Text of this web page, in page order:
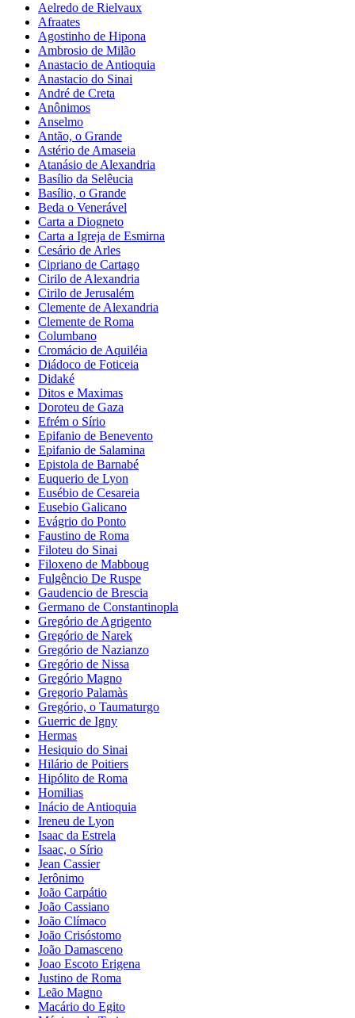
Aelredo de Rielvaux
Afraates
Agostinho de Hipona
Ambrosio de Milão
Anastacio de Antioquia
Anastacio do Sinai
André de Creta
Anônimos
Anselmo
Antão, o Grande
Astério de Amaseia
Atanásio de Alexandria
Basílio da Selêucia
Basílio, o Grande
Beda o Venerável
Carta a Diogneto
Carta a Igreja de Esmirna
Cesário de Arles
Cipriano de Cartago
Cirilo de Alexandria
Cirilo de Jerusalém
Clemente de Alexandria
Clemente de Roma
Columbano
Cromácio de Aquiléia
Diádoco de Foticeia
Didaké
Ditos e Maximas
Doroteu de Gaza
Efrém o Sírio
Epifanio de Benevento
Epifanio de Salamina
Epistola de Barnabé
Euquerio de Lyon
Eusébio de Cesareia
Eusebio Galicano
Evágrio do Ponto
Faustino de Roma
Filoteu do Sinai
Filoxeno de Mabboug
Fulgêncio De Ruspe
Gaudencio de Brescia
Germano de Constantinopla
Gregório de Agrigento
Gregório de Narek
Gregório de Nazianzo
Gregório de Nissa
Gregório Magno
Gregorio Palamàs
Gregório, o Taumaturgo
Guerric de Igny
Hermas
Hesiquio do Sinai
Hilário de Poitiers
Hipólito de Roma
Homilias
Inácio de Antioquia
Ireneu de Lyon
Isaac da Estrela
Isaac, o Sírio
Jean Cassier
Jerônimo
João Carpátio
João Cassiano
João Clímaco
João Crisóstomo
João Damasceno
Joao Escoto Erigena
Justino de Roma
Leão Magno
Macário do Egito